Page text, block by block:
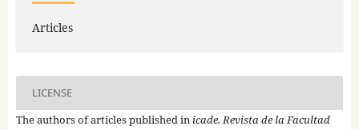
Articles
LICENSE
The authors of articles published in icade. Revista de la Facultad